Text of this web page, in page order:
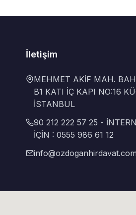
İletişim
MEHMET AKİF MAH.
B1 KATI İÇ KAPI NO:16
İSTANBUL
90 212 222 57 25 -
İÇİN : 0555 986 61 12
info@ozdoganhirdavat.com